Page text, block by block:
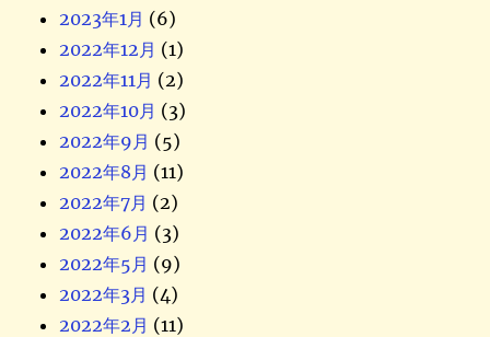
2023年1月 (6)
2022年12月 (1)
2022年11月 (2)
2022年10月 (3)
2022年9月 (5)
2022年8月 (11)
2022年7月 (2)
2022年6月 (3)
2022年5月 (9)
2022年3月 (4)
2022年2月 (11)